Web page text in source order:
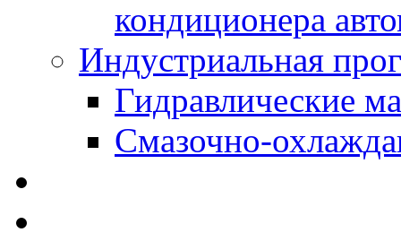
кондиционера
Индустриальная
Гидравлические
Смазочно-